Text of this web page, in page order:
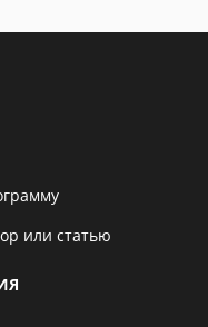
или статью